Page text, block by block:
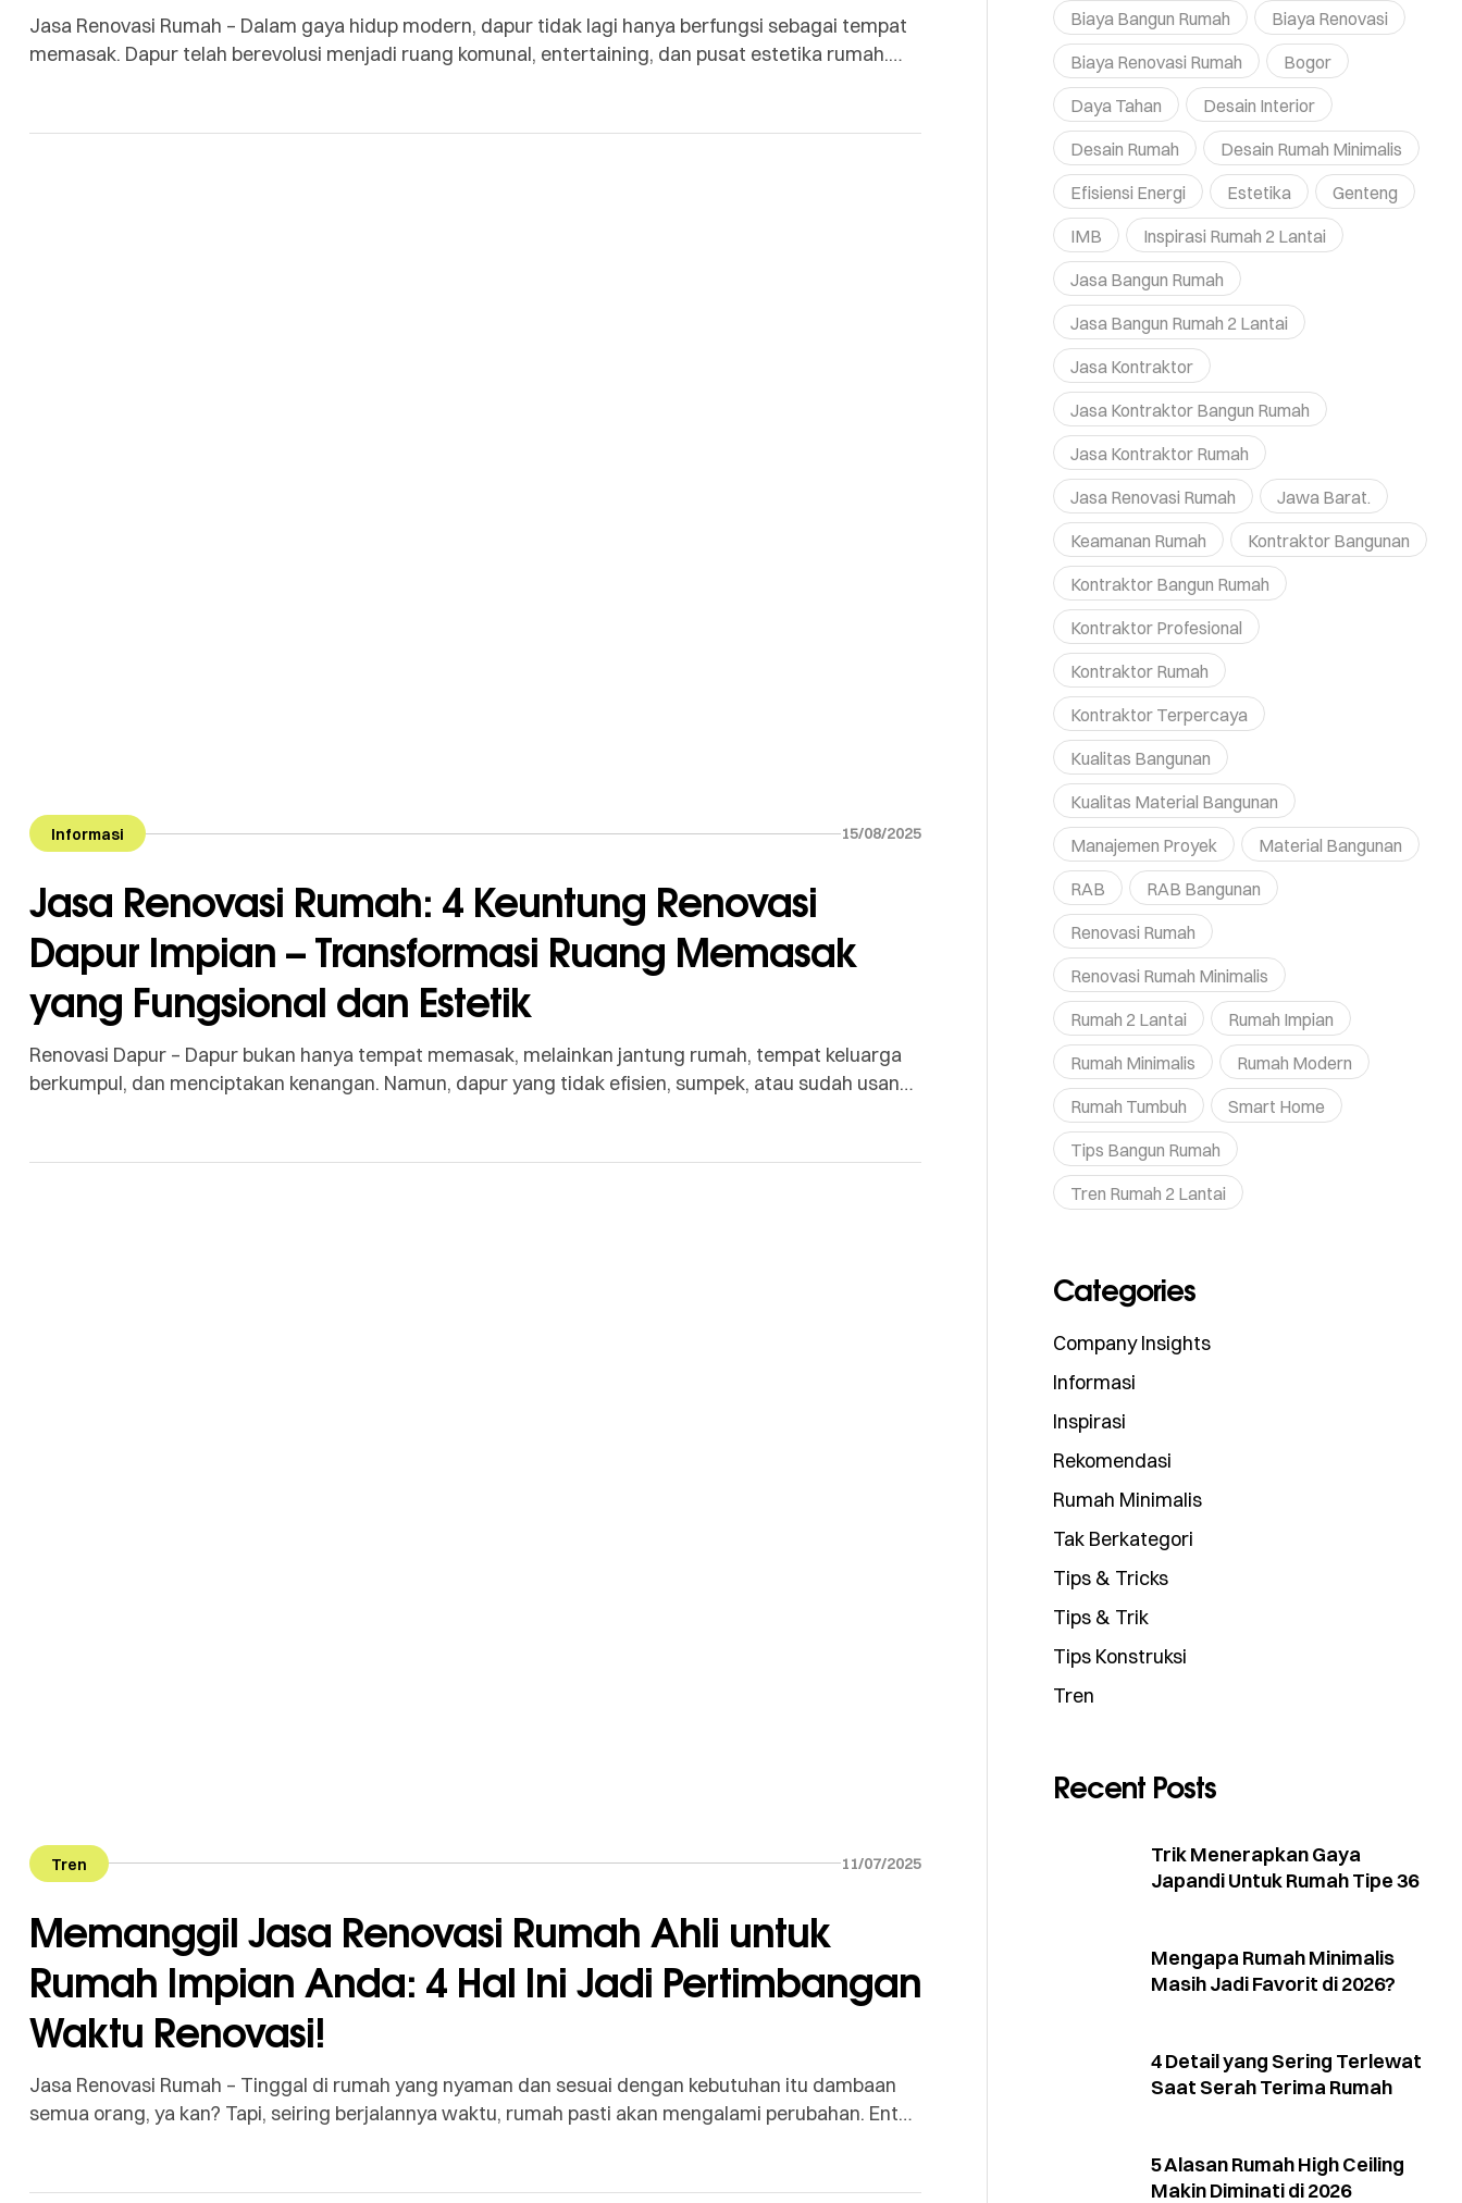
Jasa Renovasi Rumah – Dalam gaya hidup modern, dapur tidak lagi hanya berfungsi sebagai tempat
memasak. Dapur telah berevolusi menjadi ruang komunal, entertaining, dan pusat estetika rumah.
ini adalah solusi […]
Informasi 15/08/2025
Jasa Renovasi Rumah: 4 Keuntung Renovasi
Dapur Impian – Transformasi Ruang Memasak
yang Fungsional dan Estetik
Renovasi Dapur – Dapur bukan hanya tempat memasak, melainkan jantung rumah, tempat keluarga
berkumpul, dan menciptakan kenangan. Namun, dapur yang tidak efisien, sumpek, atau sudah usang
meningkatkan kualitas hidup dan nilai […]
Tren 11/07/2025
Memanggil Jasa Renovasi Rumah Ahli untuk
Rumah Impian Anda: 4 Hal Ini Jadi Pertimbangan
Waktu Renovasi!
Jasa Renovasi Rumah – Tinggal di rumah yang nyaman dan sesuai dengan kebutuhan itu dambaan
semua orang, ya kan? Tapi, seiring berjalannya waktu, rumah pasti akan mengalami perubahan. Entah
Biaya Bangun Rumah
Biaya Renovasi
Biaya Renovasi Rumah
Bogor
Daya Tahan
Desain Interior
Desain Rumah
Desain Rumah Minimalis
Efisiensi Energi
Estetika
Genteng
IMB
Inspirasi Rumah 2 Lantai
Jasa Bangun Rumah
Jasa Bangun Rumah 2 Lantai
Jasa Kontraktor
Jasa Kontraktor Bangun Rumah
Jasa Kontraktor Rumah
Jasa Renovasi Rumah
Jawa Barat.
Keamanan Rumah
Kontraktor Bangunan
Kontraktor Bangun Rumah
Kontraktor Profesional
Kontraktor Rumah
Kontraktor Terpercaya
Kualitas Bangunan
Kualitas Material Bangunan
Manajemen Proyek
Material Bangunan
RAB
RAB Bangunan
Renovasi Rumah
Renovasi Rumah Minimalis
Rumah 2 Lantai
Rumah Impian
Rumah Minimalis
Rumah Modern
Rumah Tumbuh
Smart Home
Tips Bangun Rumah
Tren Rumah 2 Lantai
Categories
Company Insights
Informasi
Inspirasi
Rekomendasi
Rumah Minimalis
Tak Berkategori
Tips & Tricks
Tips & Trik
Tips Konstruksi
Tren
Recent Posts
Trik Menerapkan Gaya
Japandi Untuk Rumah Tipe 36
Mengapa Rumah Minimalis
Masih Jadi Favorit di 2026?
4 Detail yang Sering Terlewat
Saat Serah Terima Rumah
5 Alasan Rumah High Ceiling
Makin Diminati di 2026